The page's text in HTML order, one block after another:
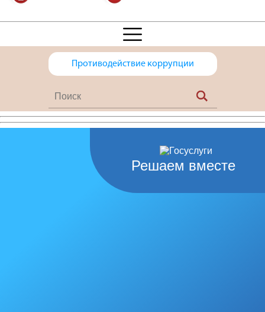
Противодействие коррупции
Решаем вместе